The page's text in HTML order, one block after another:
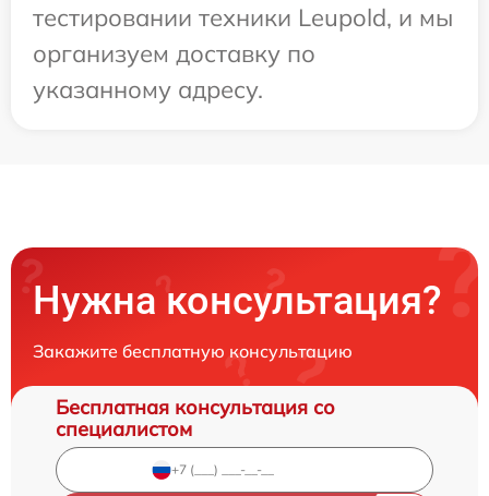
тестировании техники Leupold, и мы
организуем доставку по
указанному адресу.
Нужна консультация?
Закажите бесплатную консультацию
Бесплатная консультация со
специалистом